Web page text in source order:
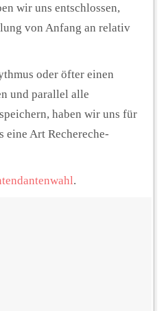
wir uns entschlossen,
von Anfang an relativ
oder öfter einen
und parallel alle
haben wir uns für
eine Art Rechereche-
.